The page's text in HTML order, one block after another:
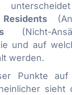
(Nicht-
und auf
werden.
Punkte auf
sieht